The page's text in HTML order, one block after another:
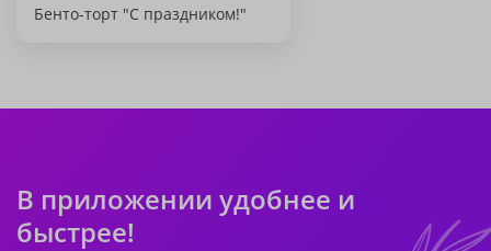
Бенто-торт "С праздником!"
В приложении удобнее и
быстрее!